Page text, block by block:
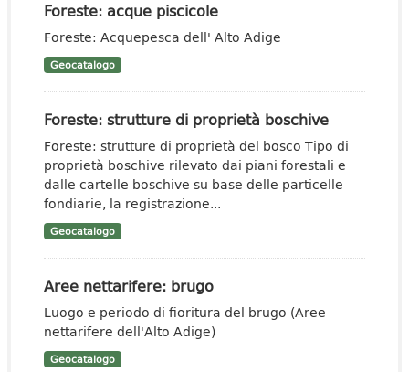
Foreste: acque piscicole
Foreste: Acquepesca dell' Alto Adige
Geocatalogo
Foreste: strutture di proprietà boschive
Foreste: strutture di proprietà del bosco Tipo di
proprietà boschive rilevato dai piani forestali e
dalle cartelle boschive su base delle particelle
fondiarie, la registrazione...
Geocatalogo
Aree nettarifere: brugo
Luogo e periodo di fioritura del brugo (Aree
nettarifere dell'Alto Adige)
Geocatalogo